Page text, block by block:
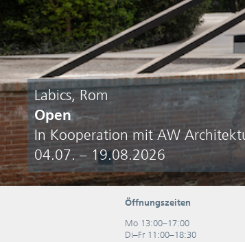
Labics, Rom
Open
In Kooperation mit AW
04.07. – 19.08.2026
Öffnungszeiten
Mo 13:00–17:00
Di–Fr 11:00–18:30